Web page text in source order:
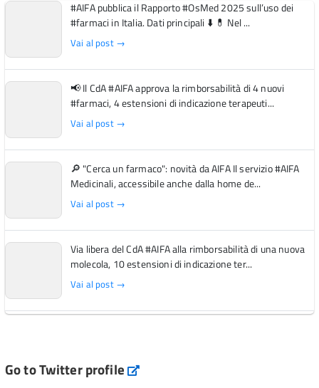
#AIFA pubblica il Rapporto #OsMed 2025 sull’uso dei
#farmaci in Italia. Dati principali ⬇️ 💊 Nel ...
Vai al post →
📢 Il CdA #AIFA approva la rimborsabilità di 4 nuovi
#farmaci, 4 estensioni di indicazione terapeuti...
Vai al post →
🔎 "Cerca un farmaco": novità da AIFA Il servizio #AIFA
Medicinali, accessibile anche dalla home de...
Vai al post →
Via libera del CdA #AIFA alla rimborsabilità di una nuova
molecola, 10 estensioni di indicazione ter...
Vai al post →
Vai al post →
Go to Twitter profile aifa_ufficiale